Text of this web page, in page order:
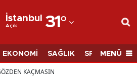
İstanbul
Açık 31°
Adana
Adıyaman
Afyonkarahisar
EKONOMİ SAĞLIK SPORMENÜ
KAÇMASIN